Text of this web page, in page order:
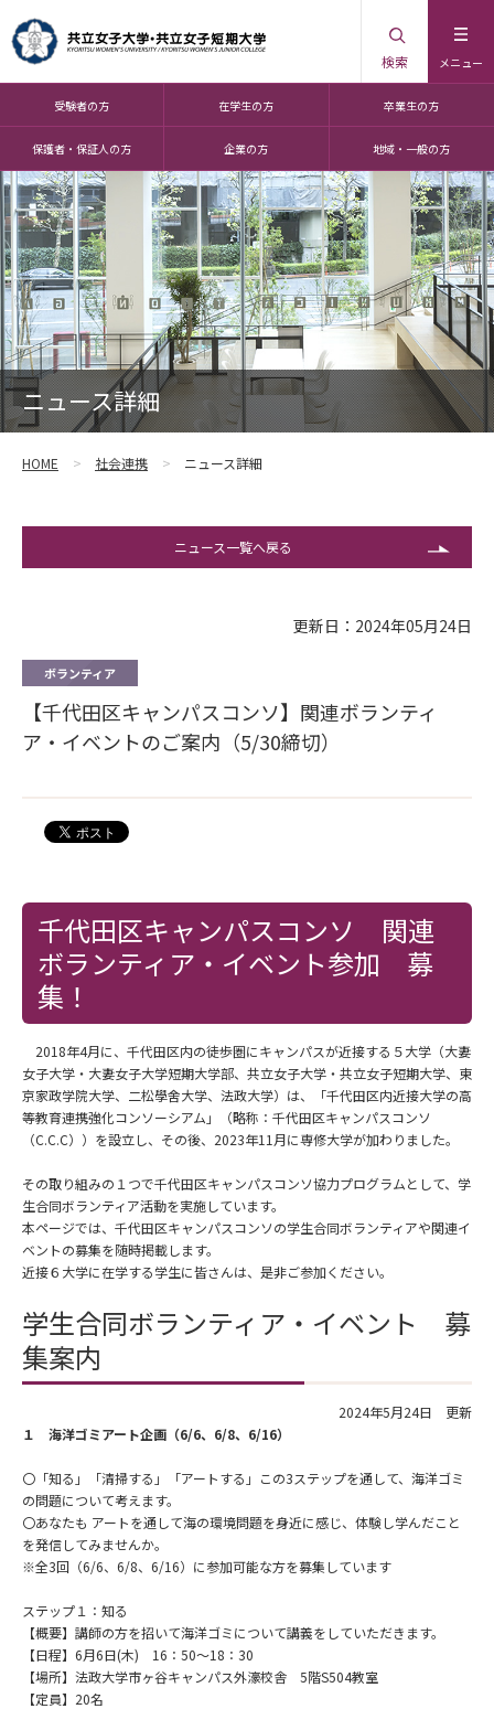
メニュー
検索
受験者の方 在学生の方 卒業生の方
保護者・保証人の方 企業の方 地域・一般の方
ニュース詳細
HOME 社会連携 ニュース詳細
ニュース一覧へ戻る
更新日：2024年05月24日
ボランティア
【千代田区キャンパスコンソ】関連ボランティ
ア・イベントのご案内（5/30締切）
千代田区キャンパスコンソ 関連
ボランティア・イベント参加 募
集！
2018年4月に、千代田区内の徒歩圏にキャンパスが近接する５大学（大妻
女子大学・大妻女子大学短期大学部、共立女子大学・共立女子短期大学、東
京家政学院大学、二松學舍大学、法政大学）は、「千代田区内近接大学の高
等教育連携強化コンソーシアム」（略称：千代田区キャンパスコンソ
（C.C.C））を設立し、その後、2023年11月に専修大学が加わりました。
その取り組みの１つで千代田区キャンパスコンソ協力プログラムとして、学
生合同ボランティア活動を実施しています。
本ページでは、千代田区キャンパスコンソの学生合同ボランティアや関連イ
ベントの募集を随時掲載します。
近接６大学に在学する学生に皆さんは、是非ご参加ください。
学生合同ボランティア・イベント 募
集案内
2024年5月24日 更新
１ 海洋ゴミアート企画（6/6、6/8、6/16）
〇「知る」「清掃する」「アートする」この3ステップを通して、海洋ゴミ
の問題について考えます。
〇あなたも アートを通して海の環境問題を身近に感じ、体験し学んだこと
を発信してみませんか。
※全3回（6/6、6/8、6/16）に参加可能な方を募集しています
ステップ１：知る
【概要】講師の方を招いて海洋ゴミについて講義をしていただきます。
【日程】6月6日(木) 16：50～18：30
【場所】法政大学市ヶ谷キャンパス外濠校舎 5階S504教室
【定員】20名